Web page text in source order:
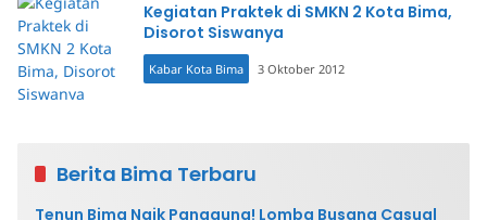
Kegiatan Praktek di SMKN 2 Kota Bima,
Disorot Siswanya
Kabar Kota Bima 3 Oktober 2012
Berita Bima Terbaru
Tenun Bima Naik Panggung! Lomba Busana Casual